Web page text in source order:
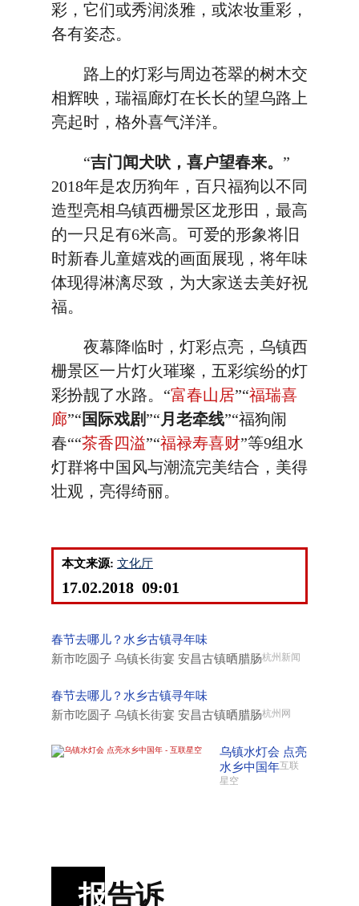
彩，它们或秀润淡雅，或浓妆重彩，
各有姿态。
路上的灯彩与周边苍翠的树木交
相辉映，瑞福廊灯在长长的望乌路上
亮起时，格外喜气洋洋。
“吉门闻犬吠，喜户望春来。 ”
2018年是农历狗年，百只福狗以不同
造型亮相乌镇西栅景区龙形田，最高
的一只足有6米高。可爱的形象将旧
时新春儿童嬉戏的画面展现，将年味
体现得淋漓尽致，为大家送去美好祝
福。
夜幕降临时，灯彩点亮，乌镇西
栅景区一片灯火璀璨，五彩缤纷的灯
彩扮靓了水路。“富春山居”“福瑞喜
廊”“ 国际戏剧”“ 月老牵线”“福狗闹
春““茶香四溢”“福禄寿喜财”等9组水
灯群将中国风与潮流完美结合，美得
壮观，亮得绮丽。
本文来源: 文化厅
17.02.2018 09:01
春节去哪儿？水乡古镇寻年味
新市吃圆子 乌镇长街宴 安昌古镇晒腊肠杭州新闻
春节去哪儿？水乡古镇寻年味
新市吃圆子 乌镇长街宴 安昌古镇晒腊肠杭州网
乌镇水灯会 点亮
水乡中国年互联
星空
报告诉